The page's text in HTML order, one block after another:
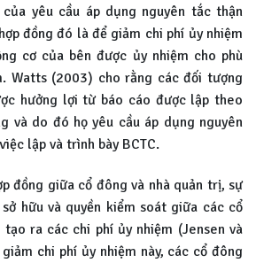
yêu cầu áp dụng nguyên tắc thận
đồng đó là để giảm chi phí ủy nhiệm
cơ của bên được ủy nhiệm cho phù
Watts (2003) cho rằng các đối tượng
hưởng lợi từ báo cáo được lập theo
và do đó họ yêu cầu áp dụng nguyên
lập và trình bày BCTC.
đồng giữa cổ đông và nhà quản trị, sự
hữu và quyền kiểm soát giữa các cổ
ra các chi phí ủy nhiệm (Jensen và
chi phí ủy nhiệm này, các cổ đông